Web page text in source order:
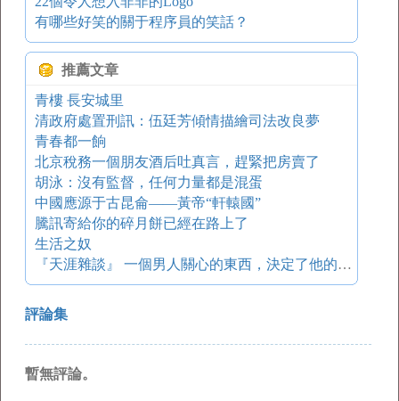
有哪些好笑的關于程序員的笑話？
推薦文章
青樓 長安城里
清政府處置刑訊：伍廷芳傾情描繪司法改良夢
青春都一餉
北京稅務一個朋友酒后吐真言，趕緊把房賣了
胡泳：沒有監督，任何力量都是混蛋
中國應源于古昆侖——黃帝“軒轅國”
騰訊寄給你的碎月餅已經在路上了
生活之奴
『天涯雜談』 一個男人關心的東西，決定了他的層次。
評論集
暫無評論。